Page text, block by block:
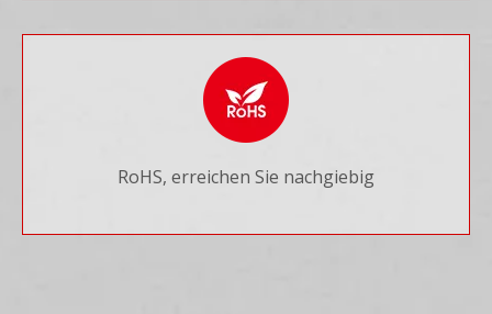
RoHS, erreichen Sie nachgiebig